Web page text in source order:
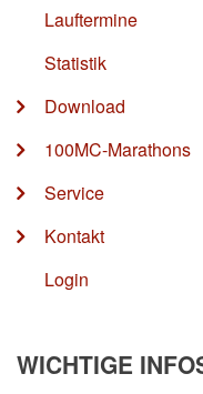
Lauftermine
Statistik
Download
100MC-Marathons
Service
Kontakt
Login
WICHTIGE